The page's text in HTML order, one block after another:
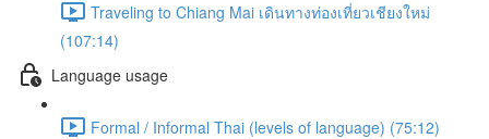
Traveling to Chiang Mai เดินทางท่องเที่ยวเชียงใหม่
(107:14)
Language usage
Formal / Informal Thai (levels of language) (75:12)